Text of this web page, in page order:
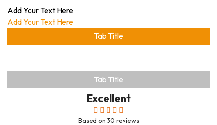
Add Your Text Here
Add Your Text Here
Tab Title
Tab Title
Excellent
Based on 30 reviews